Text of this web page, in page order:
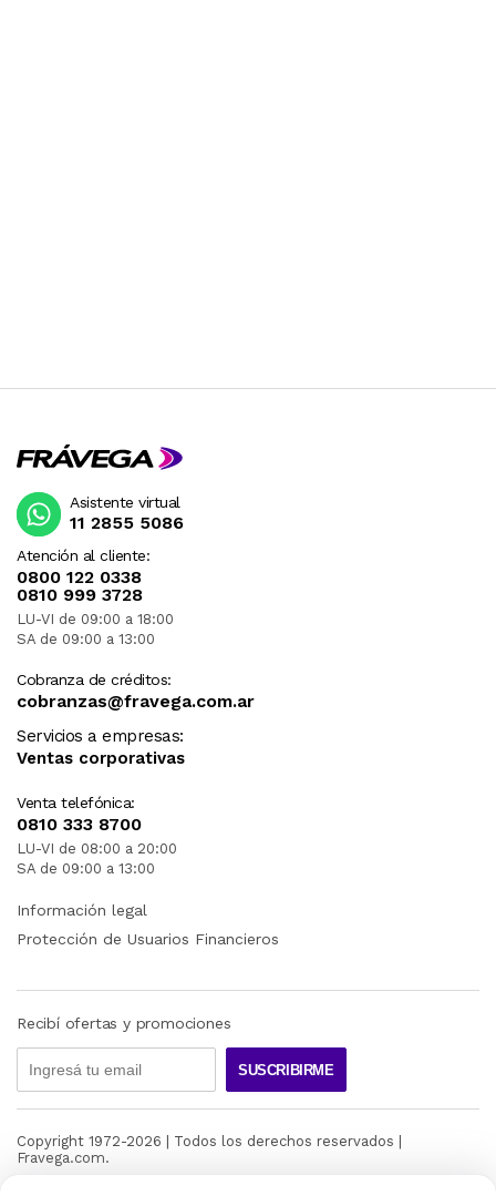
Atención al cliente:
0800 122 0338
0810 999 3728
LU-VI de 09:00 a 18:00
SA de 09:00 a 13:00
Cobranza de créditos:
cobranzas@fravega.com.ar
Servicios a empresas:
Ventas corporativas
Venta telefónica:
0810 333 8700
LU-VI de 08:00 a 20:00
SA de 09:00 a 13:00
Asistente virtual
11 2855 5086
Información legal
Protección de Usuarios Financieros
Recibí ofertas y promociones
SUSCRIBIRME
Copyright 1972-2026 | Todos los derechos reservados |
Fravega.com.